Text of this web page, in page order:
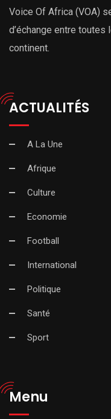
Voice Of Africa (VOA)
d’échange entre
continent.
ACTUALITÉS
A La Une
Afrique
Culture
Economie
Football
International
Politique
Santé
Sport
Menu